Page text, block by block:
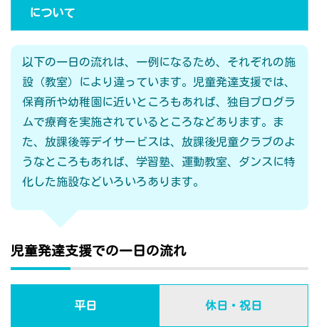
について
以下の一日の流れは、一例になるため、それぞれの施
設（教室）により違っています。児童発達支援では、
保育所や幼稚園に近いところもあれば、独自プログラ
ムで療育を実施されているところなどあります。ま
た、放課後等デイサービスは、放課後児童クラブのよ
うなところもあれば、学習塾、運動教室、ダンスに特
化した施設などいろいろあります。
児童発達支援での一日の流れ
平日 休日・祝日